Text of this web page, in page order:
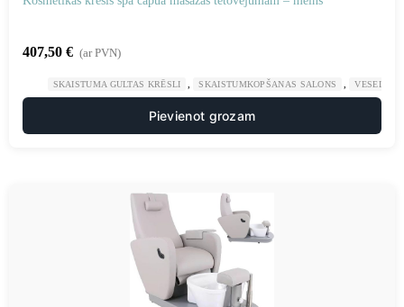
407,50 € (ar PVN)
SKAISTUMA GULTAS KRĒSLI SKAISTUMKOPŠANAS SALONS VESELĪBA
Pievienot grozam